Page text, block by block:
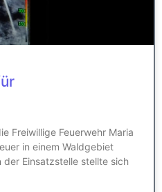
Freiwillige Feuerwehr Maria
in einem Waldgebiet
Einsatzstelle stellte sich